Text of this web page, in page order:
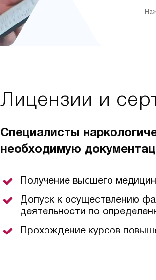
Лицензии и
Специалисты
необходимую
Получение высшего
Допуск к осуществлению
деятельности по
Прохождение курсов